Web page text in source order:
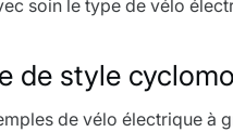
soin le type de vélo
de style
de vélo électrique à